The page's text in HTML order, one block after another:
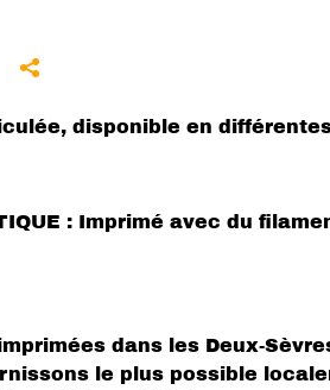
disponible en
: Imprimé avec du
dans les Deux-
le plus possible